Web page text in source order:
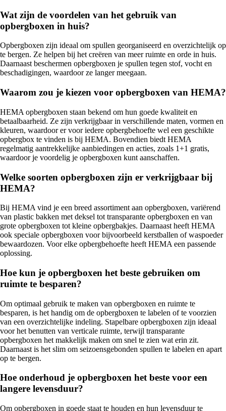
Wat zijn de voordelen van het gebruik van
opbergboxen in huis?
Opbergboxen zijn ideaal om spullen georganiseerd en overzichtelijk op
te bergen. Ze helpen bij het creëren van meer ruimte en orde in huis.
Daarnaast beschermen opbergboxen je spullen tegen stof, vocht en
beschadigingen, waardoor ze langer meegaan.
Waarom zou je kiezen voor opbergboxen van HEMA?
HEMA opbergboxen staan bekend om hun goede kwaliteit en
betaalbaarheid. Ze zijn verkrijgbaar in verschillende maten, vormen en
kleuren, waardoor er voor iedere opbergbehoefte wel een geschikte
opbergbox te vinden is bij HEMA. Bovendien biedt HEMA
regelmatig aantrekkelijke aanbiedingen en acties, zoals 1+1 gratis,
waardoor je voordelig je opbergboxen kunt aanschaffen.
Welke soorten opbergboxen zijn er verkrijgbaar bij
HEMA?
Bij HEMA vind je een breed assortiment aan opbergboxen, variërend
van plastic bakken met deksel tot transparante opbergboxen en van
grote opbergboxen tot kleine opbergbakjes. Daarnaast heeft HEMA
ook speciale opbergboxen voor bijvoorbeeld kerstballen of waspoeder
bewaardozen. Voor elke opbergbehoefte heeft HEMA een passende
oplossing.
Hoe kun je opbergboxen het beste gebruiken om
ruimte te besparen?
Om optimaal gebruik te maken van opbergboxen en ruimte te
besparen, is het handig om de opbergboxen te labelen of te voorzien
van een overzichtelijke indeling. Stapelbare opbergboxen zijn ideaal
voor het benutten van verticale ruimte, terwijl transparante
opbergboxen het makkelijk maken om snel te zien wat erin zit.
Daarnaast is het slim om seizoensgebonden spullen te labelen en apart
op te bergen.
Hoe onderhoud je opbergboxen het beste voor een
langere levensduur?
Om opbergboxen in goede staat te houden en hun levensduur te